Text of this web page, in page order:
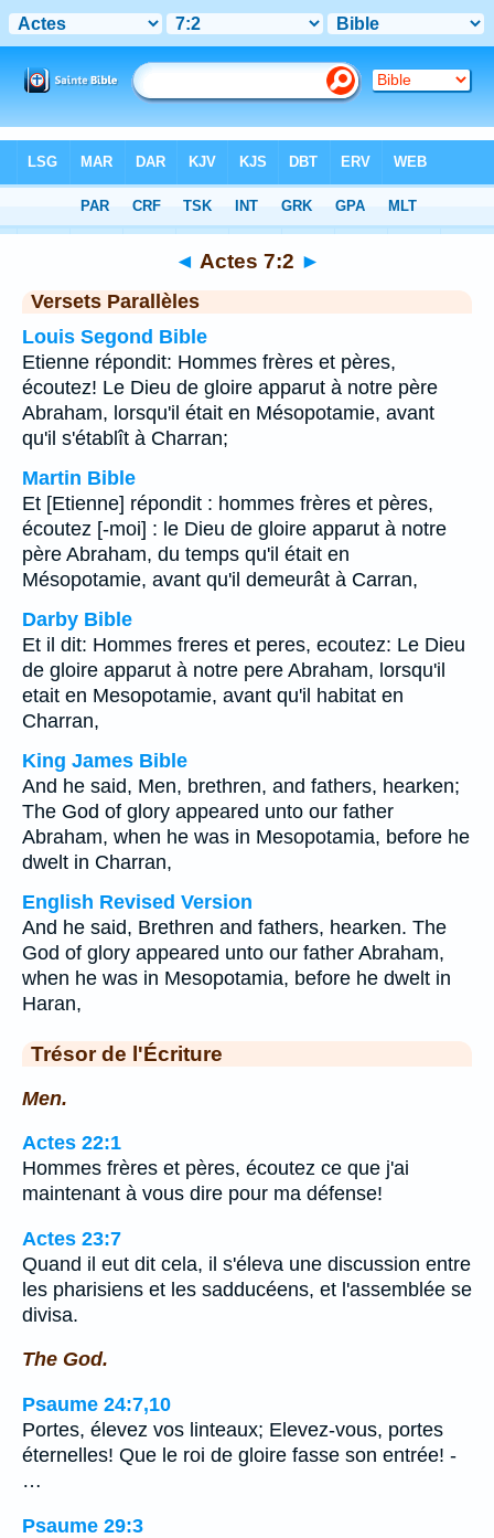
Chapitre 7> Verset 2
◄ Actes 7:2 ►
Versets Parallèles
Louis Segond Bible
Etienne répondit: Hommes frères et pères,
écoutez! Le Dieu de gloire apparut à notre père
Abraham, lorsqu'il était en Mésopotamie, avant
qu'il s'établît à Charran;
Martin Bible
Et [Etienne] répondit : hommes frères et pères,
écoutez [-moi] : le Dieu de gloire apparut à notre
père Abraham, du temps qu'il était en
Mésopotamie, avant qu'il demeurât à Carran,
Darby Bible
Et il dit: Hommes freres et peres, ecoutez: Le Dieu
de gloire apparut à notre pere Abraham, lorsqu'il
etait en Mesopotamie, avant qu'il habitat en
Charran,
King James Bible
And he said, Men, brethren, and fathers, hearken;
The God of glory appeared unto our father
Abraham, when he was in Mesopotamia, before he
dwelt in Charran,
English Revised Version
And he said, Brethren and fathers, hearken. The
God of glory appeared unto our father Abraham,
when he was in Mesopotamia, before he dwelt in
Haran,
Trésor de l'Écriture
Men.
Actes 22:1
Hommes frères et pères, écoutez ce que j'ai
maintenant à vous dire pour ma défense!
Actes 23:7
Quand il eut dit cela, il s'éleva une discussion entre
les pharisiens et les sadducéens, et l'assemblée se
divisa.
The God.
Psaume 24:7,10
Portes, élevez vos linteaux; Elevez-vous, portes
éternelles! Que le roi de gloire fasse son entrée! -
…
Psaume 29:3